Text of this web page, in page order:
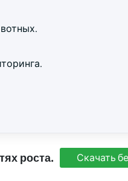
роста. Скачать